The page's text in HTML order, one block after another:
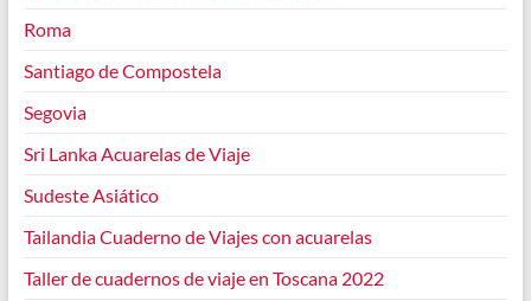
Roma
Santiago de Compostela
Segovia
Sri Lanka Acuarelas de Viaje
Sudeste Asiático
Tailandia Cuaderno de Viajes con acuarelas
Taller de cuadernos de viaje en Toscana 2022